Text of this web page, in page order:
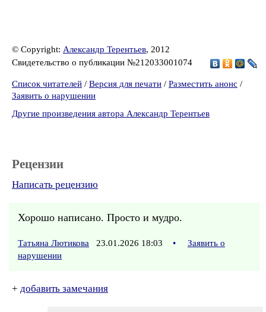
© Copyright: Александр Терентьев, 2012
Свидетельство о публикации №212033001074
Список читателей / Версия для печати / Разместить анонс /
Заявить о нарушении
Другие произведения автора Александр Терентьев
Рецензии
Написать рецензию
Хорошо написано. Просто и мудро.
Татьяна Лютикова 23.01.2026 18:03 •
Заявить о
нарушении
+ добавить замечания